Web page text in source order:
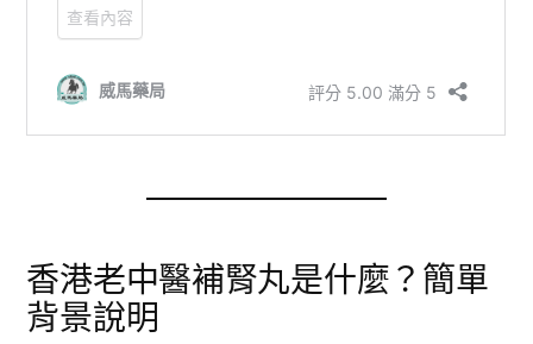
香港老中醫補腎丸是什麼？簡單
背景說明